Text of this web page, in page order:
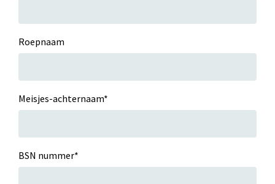
Roepnaam
Meisjes-achternaam*
BSN nummer*